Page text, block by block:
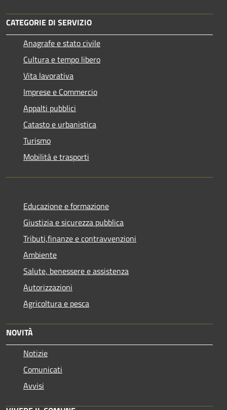
CATEGORIE DI SERVIZIO
Anagrafe e stato civile
Cultura e tempo libero
Vita lavorativa
Imprese e Commercio
Appalti pubblici
Catasto e urbanistica
Turismo
Mobilità e trasporti
Educazione e formazione
Giustizia e sicurezza pubblica
Tributi,finanze e contravvenzioni
Ambiente
Salute, benessere e assistenza
Autorizzazioni
Agricoltura e pesca
NOVITÀ
Notizie
Comunicati
Avvisi